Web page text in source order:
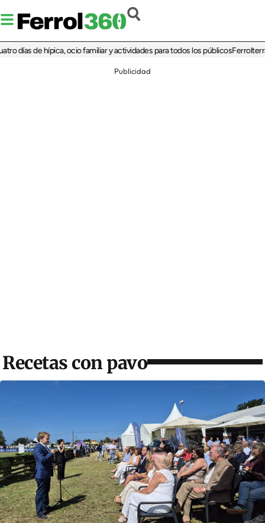
de hípica, ocio familiar y actividades para todos los públicosFerrolterra
Publicidad
Recetas con pavo